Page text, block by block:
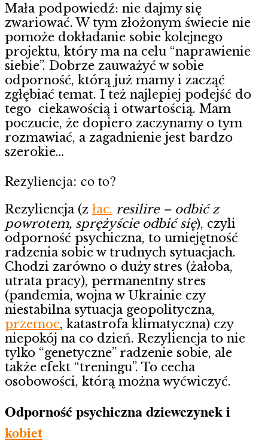
Mała podpowiedź: nie dajmy się
zwariować. W tym złożonym świecie nie
pomoże dokładanie sobie kolejnego
projektu, który ma na celu “naprawienie
siebie”. Dobrze zauważyć w sobie
odporność, którą już mamy i zacząć
zgłębiać temat. I też najlepiej podejść do
tego ciekawością i otwartością. Mam
poczucie, że dopiero zaczynamy o tym
rozmawiać, a zagadnienie jest bardzo
szerokie…
Rezyliencja: co to?
Rezyliencja (z łac. resilire – odbić z
powrotem, sprężyście odbić się), czyli
odporność psychiczna, to umiejętność
radzenia sobie w trudnych sytuacjach.
Chodzi zarówno o duży stres (żałoba,
utrata pracy), permanentny stres
(pandemia, wojna w Ukrainie czy
niestabilna sytuacja geopolityczna,
przemoc, katastrofa klimatyczna) czy
niepokój na co dzień. Rezyliencja to nie
tylko “genetyczne” radzenie sobie, ale
także efekt “treningu”. To cecha
osobowości, którą można wyćwiczyć.
Odporność psychiczna dziewczynek i
kobiet